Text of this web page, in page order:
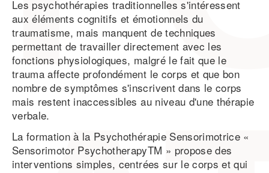
Les psychothérapies traditionnelles s'intéressent
aux éléments cognitifs et émotionnels du
traumatisme, mais manquent de techniques
permettant de travailler directement avec les
fonctions physiologiques, malgré le fait que le
trauma affecte profondément le corps et que bon
nombre de symptômes s'inscrivent dans le corps
mais restent inaccessibles au niveau d'une thérapie
verbale.
La formation à la Psychothérapie Sensorimotrice «
Sensorimotor PsychotherapyTM » propose des
interventions simples, centrées sur le corps et qui